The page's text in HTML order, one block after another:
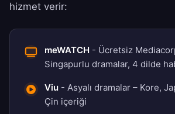
hizmet verir:
meWATCH - Ücretsiz
Singapurlu dramalar, 4 dilde
Viu - Asyalı dramalar – Kore,
Çin içeriği